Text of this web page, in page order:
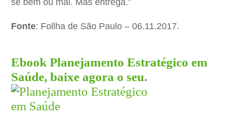
se bem ou mal. Mas entrega.”
Fonte: Follha de São Paulo – 06.11.2017.
Ebook Planejamento Estratégico em
Saúde, baixe agora o seu.